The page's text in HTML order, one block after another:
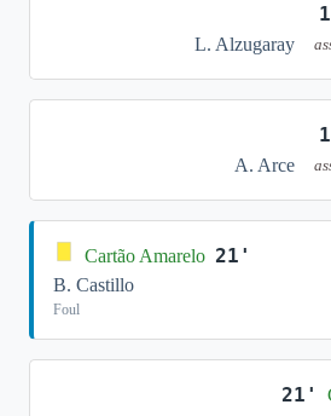
L. Alzugaray
A. Arce
Cartão Amarelo 21'
B. Castillo
Foul
21'